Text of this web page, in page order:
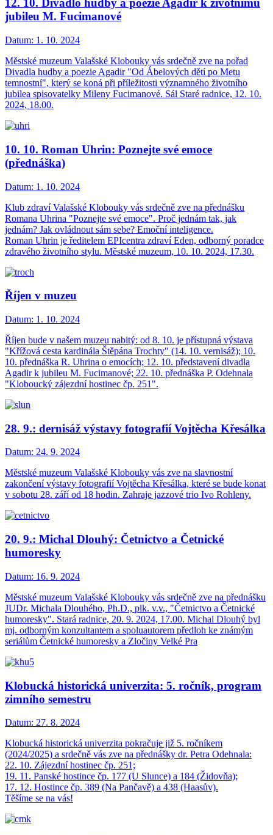
12. 10. Divadlo hudby a poezie Agadir k životnímu
jubileu M. Fucimanové
Datum: 1. 10. 2024
Městské muzeum Valašské Klobouky vás srdečně zve na pořad
Divadla hudby a poezie Agadir "Od Ábelových dětí po Metu
temnostní", který se koná při příležitosti významného životního
jubilea spisovatelky Mileny Fucimanové. Sál Staré radnice, 12. 10.
2024, 18.00.
10. 10. Roman Uhrin: Poznejte své emoce
(přednáška)
Datum: 1. 10. 2024
Klub zdraví Valašské Klobouky vás srdečně zve na přednášku
Romana Uhrina "Poznejte své emoce". Proč jednám tak, jak
jednám? Jak ovládnout sám sebe? Emoční inteligence.
Roman Uhrin je ředitelem EPIcentra zdraví Eden, odborný poradce
zdravého životního stylu. Městské muzeum, 10. 10. 2024, 17.30.
Říjen v muzeu
Datum: 1. 10. 2024
Říjen bude v našem muzeu nabitý: od 8. 10. je přístupná výstava
"Křížová cesta kardinála Štěpána Trochty" (14. 10. vernisáž); 10.
10. přednáška R. Uhrina o emocích; 12. 10. představení divadla
Agadir k jubileu M. Fucimanové; 22. 10. přednáška P. Odehnala
"Kloboucký zájezdní hostinec čp. 251".
28. 9.: dernisáž výstavy fotografií Vojtěcha Křesálka
Datum: 24. 9. 2024
Městské muzeum Valašské Klobouky vás zve na slavnostní
zakončení výstavy fotografií Vojtěcha Křesálka, které se bude konat
v sobotu 28. září od 18 hodin. Zahraje jazzové trio Ivo Rohleny.
20. 9.: Michal Dlouhý: Četnictvo a Četnické
humoresky
Datum: 16. 9. 2024
Městské muzeum Valašské Klobouky vás srdečně zve na přednášku
JUDr. Michala Dlouhého, Ph.D., plk. v.v., "Četnictvo a Četnické
humoresky". Stará radnice, 20. 9. 2024, 17.00. Michal Dlouhý byl
mj. odborným konzultantem a spoluautorem předloh ke známým
seriálům Četnické humoresky a Zločiny Velké Pra
Klobucká historická univerzita: 5. ročník, program
zimního semestru
Datum: 27. 8. 2024
Klobucká historická univerzita pokračuje již 5. ročníkem
(2024/2025) a srdečně vás zve na přednášky dr. Petra Odehnala:
22. 10. Zájezdní hostinec čp. 251;
19. 11. Panské hostince čp. 177 (U Slunce) a 184 (Židovňa);
17. 12. Hostince čp. 389 (Na Pančavě) a 438 (Haasův).
Těšíme se na vás!